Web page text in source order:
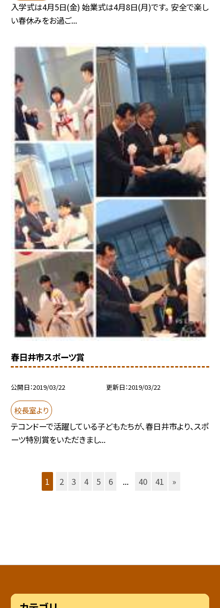
入学式は4月5日(金) 始業式は4月8日(月)です。 安全で楽し
い春休みをお過ご...
春日井市スポーツ賞
公開日 2019/03/22 更新日 2019/03/22
校長室より
テコンドーで活躍している子どもたちが、春日井市より、スポ
ーツ特別賞をいただきまし...
1 2 3 4 5 6 ... 40 41 »